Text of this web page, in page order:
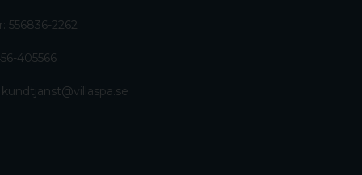
556836-2262
405566
kundtjanst@villaspa.se